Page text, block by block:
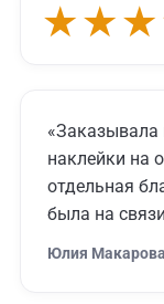
наклейки на
отдельная
была на
Юлия